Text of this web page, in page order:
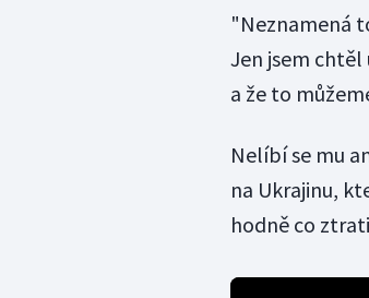
"Neznamená
Jen jsem chtěl
a že to
Nelíbí se mu
na Ukrajinu,
hodně co